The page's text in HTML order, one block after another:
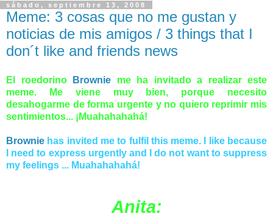
sábado, septiembre 13, 2008
Meme: 3 cosas que no me gustan y
noticias de mis amigos / 3 things that I
don´t like and friends news
El roedorino Brownie me ha invitado a realizar este
meme. Me viene muy bien, porque necesito
desahogarme de forma urgente y no quiero reprimir mis
sentimientos... ¡Muahahahahá!
Brownie has invited me to fulfil this meme. I like because
I need to express urgently and I do not want to suppress
my feelings ... Muahahahahá!
Anita: